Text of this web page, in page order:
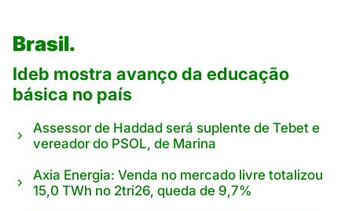
Brasil.
Ideb mostra avanço da educação
básica no país
Assessor de Haddad será suplente de Tebet e
vereador do PSOL, de Marina
Axia Energia: Venda no mercado livre totalizou
15,0 TWh no 2tri26, queda de 9,7%